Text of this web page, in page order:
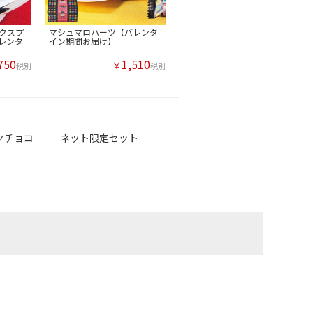
スプ
ンタ
税別
マシュマロハーツ【バレンタ
イン期間お届け】
￥ 1,510税別
チョコ ネット限定セット